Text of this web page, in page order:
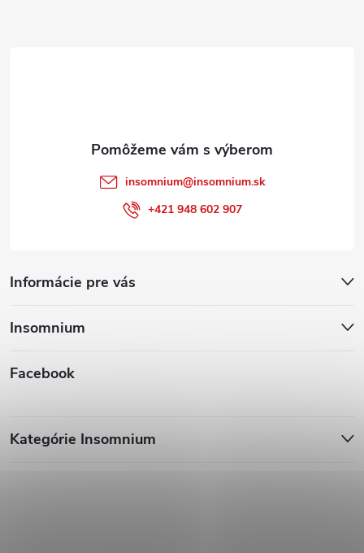
Informácie pre vás
Insomnium
Facebook
insomnium@insomnium.sk
+421 948 602 907
Kategórie Insomnium